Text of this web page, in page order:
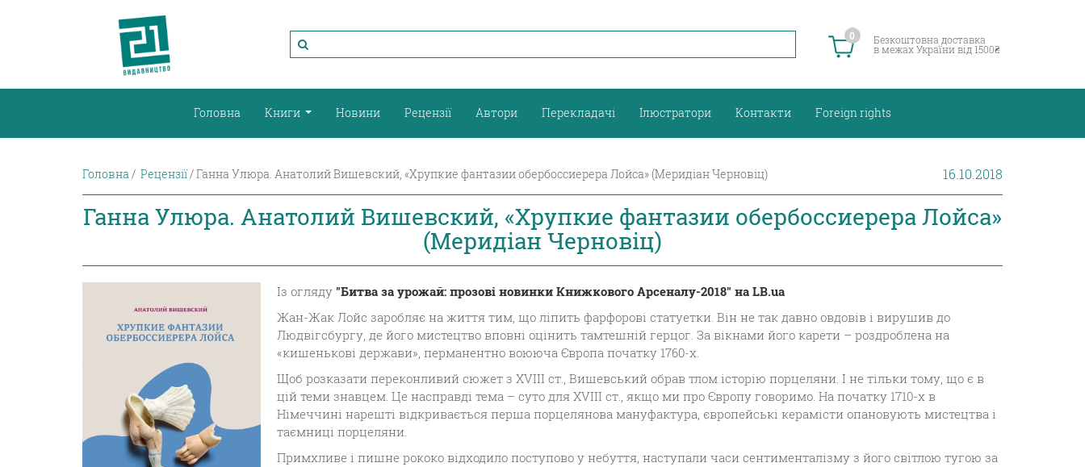
0 Безкоштовна доставка
в межах України від 1500₴
Головна Книги Новини Рецензії Автори Перекладачі Ілюстратори Контакти Foreign rights
Головна Рецензії Ганна Улюра. Анатолий Вишевский, «Хрупкие фантазии обербоссиерера Лойса» (Меридіан Черновіц) 16.10.2018
Ганна Улюра. Анатолий Вишевский, «Хрупкие фантазии обербоссиерера Лойса»
(Меридіан Черновіц)
Із огляду "Битва за урожай: прозові новинки Книжкового Арсеналу-2018" на LB.ua
Жан-Жак Лойс заробляє на життя тим, що ліпить фарфорові статуетки. Він не так давно овдовів і вирушив до
Людвігсбургу, де його мистецтво вповні оцінить тамтешній герцог. За вікнами його карети – роздроблена на
«кишенькові держави», перманентно воююча Європа початку 1760-х.
Щоб розказати переконливий сюжет з ХVІІІ ст., Вишевський обрав тлом історію порцеляни. І не тільки тому, що є в
цій теми знавцем. Це насправді тема – суто для XVІІІ ст., якщо ми про Європу говоримо. На початку 1710-х в
Німеччині нарешті відкривається перша порцелянова мануфактура, європейські керамісти опановують мистецтва і
таємниці порцеляни.
Примхливе і пишне рококо відходило поступово у небуття, наступали часи сентименталізму з його світлою тугою за